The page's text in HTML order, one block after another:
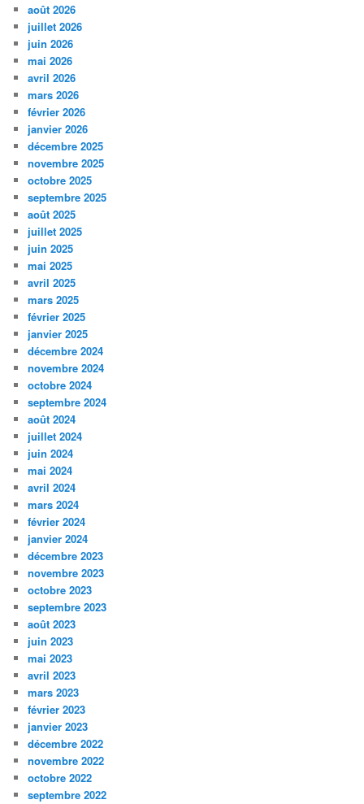
août 2026
juillet 2026
juin 2026
mai 2026
avril 2026
mars 2026
février 2026
janvier 2026
décembre 2025
novembre 2025
octobre 2025
septembre 2025
août 2025
juillet 2025
juin 2025
mai 2025
avril 2025
mars 2025
février 2025
janvier 2025
décembre 2024
novembre 2024
octobre 2024
septembre 2024
août 2024
juillet 2024
juin 2024
mai 2024
avril 2024
mars 2024
février 2024
janvier 2024
décembre 2023
novembre 2023
octobre 2023
septembre 2023
août 2023
juin 2023
mai 2023
avril 2023
mars 2023
février 2023
janvier 2023
décembre 2022
novembre 2022
octobre 2022
septembre 2022